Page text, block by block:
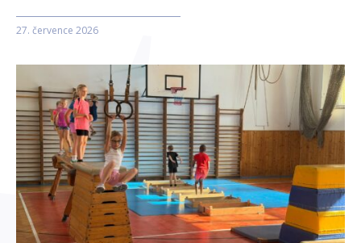
27. července 2026